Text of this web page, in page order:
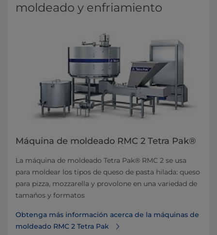
moldeado y enfriamiento
Máquina de moldeado RMC 2 Tetra Pak®
La máquina de moldeado Tetra Pak® RMC 2 se usa
para moldear los tipos de queso de pasta hilada: queso
para pizza, mozzarella y provolone en una variedad de
tamaños y formatos
Obtenga más información acerca de la máquinas de
moldeado RMC 2 Tetra Pak